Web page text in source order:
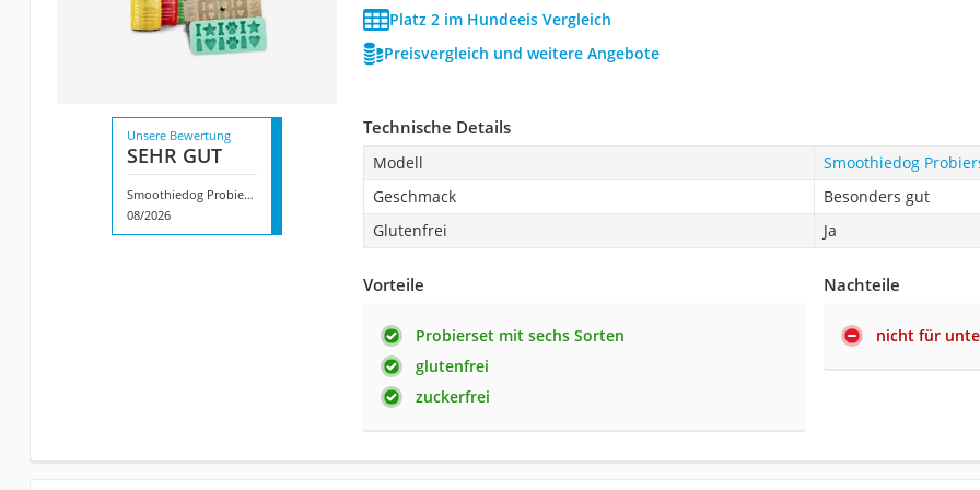
Platz 2 im Hundeeis Vergleich
Preisvergleich und weitere Angebote
Unsere Bewertung
SEHR GUT
Smoothiedog Probierset
08/2026
Technische Details
Modell
Smoothiedog
Geschmack
Besonders gut
Glutenfrei
Ja
Vorteile
Probierset mit sechs Sorten
glutenfrei
zuckerfrei
Nachteile
nicht für